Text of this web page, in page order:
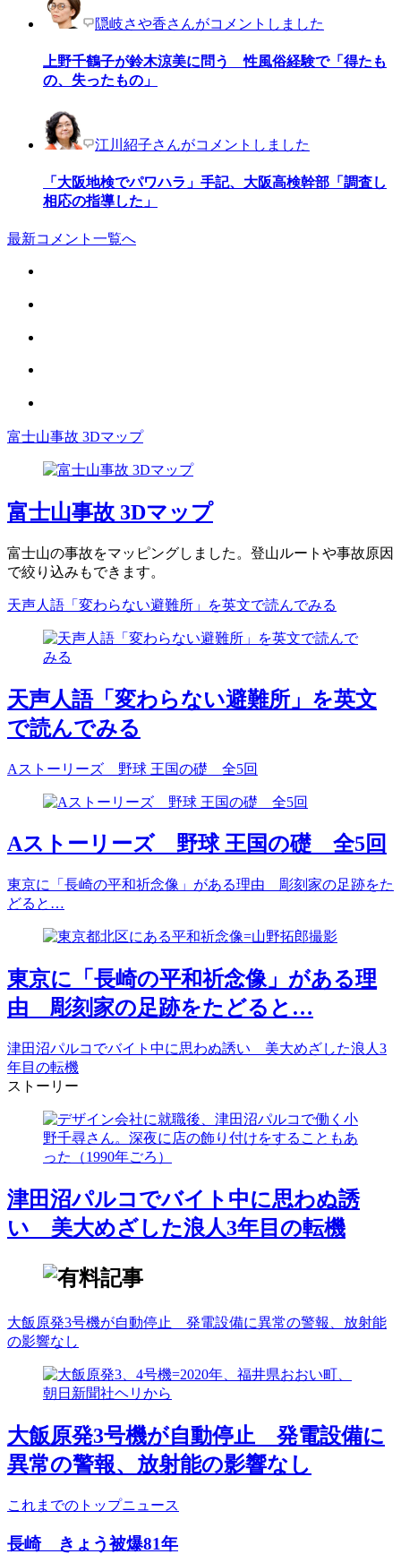
隠岐さや香さんがコメントしました
上野千鶴子が鈴木涼美に問う 性風俗経験で「得たも
の、失ったもの」
江川紹子さんがコメントしました
「大阪地検でパワハラ」手記、大阪高検幹部「調査し
相応の指導した」
最新コメント一覧へ
富士山事故 3Dマップ
富士山事故 3Dマップ
富士山の事故をマッピングしました。登山ルートや事故原因
で絞り込みもできます。
天声人語「変わらない避難所」を英文で読んでみる
天声人語「変わらない避難所」を英文
で読んでみる
Aストーリーズ 野球 王国の礎 全5回
Aストーリーズ 野球 王国の礎 全5回
東京に「長崎の平和祈念像」がある理由 彫刻家の足跡をた
どると…
東京に「長崎の平和祈念像」がある理
由 彫刻家の足跡をたどると…
津田沼パルコでバイト中に思わぬ誘い 美大めざした浪人3
年目の転機
ストーリー
津田沼パルコでバイト中に思わぬ誘
い 美大めざした浪人3年目の転機
大飯原発3号機が自動停止 発電設備に異常の警報、放射能
の影響なし
大飯原発3号機が自動停止 発電設備に
異常の警報、放射能の影響なし
これまでのトップニュース
長崎 きょう被爆81年